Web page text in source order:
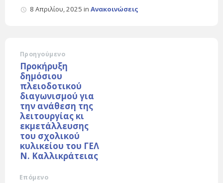
8 Απριλίου, 2025 in Ανακοινώσεις
Προηγούμενο
Προκήρυξη
δημόσιου
πλειοδοτικού
διαγωνισμού για
την ανάθεση της
λειτουργίας κι
εκμετάλλευσης
του σχολικού
κυλικείου του ΓΕΛ
Ν. Καλλικράτειας
Επόμενο